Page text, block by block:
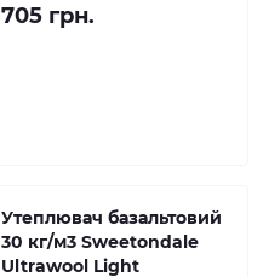
705 грн.
Утеплювач базальтовий
30 кг/м3 Sweetondale
Ultrawool Light